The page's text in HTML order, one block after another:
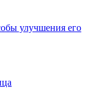
улучшения его